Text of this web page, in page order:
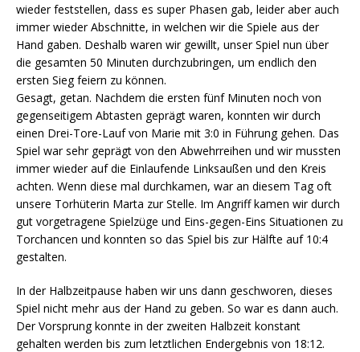
wieder feststellen, dass es super Phasen gab, leider aber auch
immer wieder Abschnitte, in welchen wir die Spiele aus der
Hand gaben. Deshalb waren wir gewillt, unser Spiel nun über
die gesamten 50 Minuten durchzubringen, um endlich den
ersten Sieg feiern zu können.
Gesagt, getan. Nachdem die ersten fünf Minuten noch von
gegenseitigem Abtasten geprägt waren, konnten wir durch
einen Drei-Tore-Lauf von Marie mit 3:0 in Führung gehen. Das
Spiel war sehr geprägt von den Abwehrreihen und wir mussten
immer wieder auf die Einlaufende Linksaußen und den Kreis
achten. Wenn diese mal durchkamen, war an diesem Tag oft
unsere Torhüterin Marta zur Stelle. Im Angriff kamen wir durch
gut vorgetragene Spielzüge und Eins-gegen-Eins Situationen zu
Torchancen und konnten so das Spiel bis zur Hälfte auf 10:4
gestalten.
In der Halbzeitpause haben wir uns dann geschworen, dieses
Spiel nicht mehr aus der Hand zu geben. So war es dann auch.
Der Vorsprung konnte in der zweiten Halbzeit konstant
gehalten werden bis zum letztlichen Endergebnis von 18:12.